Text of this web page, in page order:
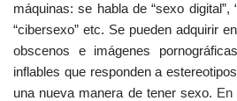
máquinas: se habla de “sexo digital”,
“cibersexo” etc. Se pueden adquirir
obscenos e imágenes
inflables que responden a
una nueva manera de tener sexo. En